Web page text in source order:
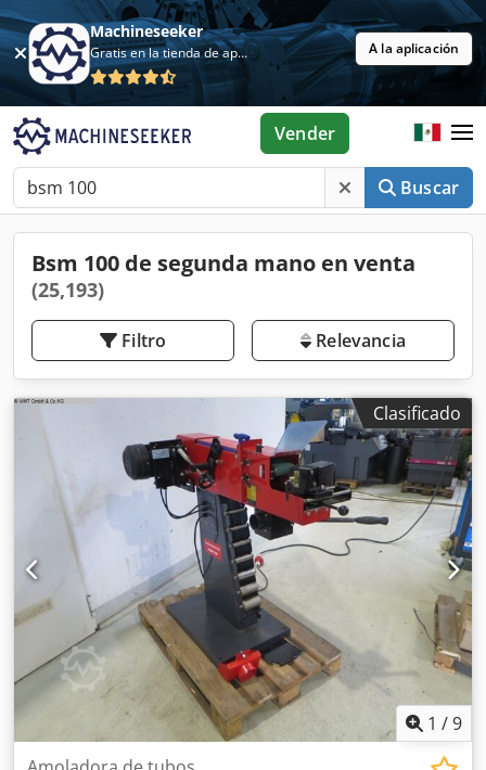
Machineseeker
Gratis en la tienda de aplicaciones A la aplicación
Buscar
Vender
Bsm 100 de segunda mano en venta
(25,193)
Filtro Relevancia
Clasificado
1 /9